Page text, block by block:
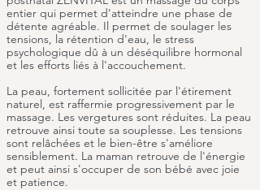
entier qui permet d'atteindre une phase de
détente agréable. Il permet de soulager les
tensions, la rétention d'eau, le stress
psychologique dû à un déséquilibre hormonal
et les efforts liés à l'accouchement.
La peau, fortement sollicitée par l'étirement
naturel, est raffermie progressivement par le
massage. Les vergetures sont réduites. La peau
retrouve ainsi toute sa souplesse. Les tensions
sont relâchées et le bien-être s'améliore
sensiblement. La maman retrouve de l'énergie
et peut ainsi s'occuper de son bébé avec joie
et patience.